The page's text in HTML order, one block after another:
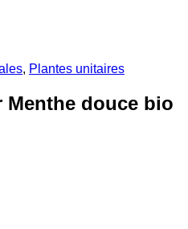
, Plantes unitaires
douce bio